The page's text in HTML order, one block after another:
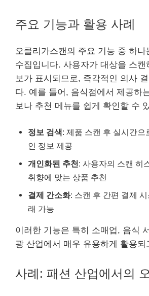
주요 기능과 활용 사례
오클리가스캔의 주요 기능 중 하나
수집입니다. 사용자가 대상을 스캔
보가 표시되므로, 즉각적인 의사
다. 예를 들어, 음식점에서 제공하
보나 추천 메뉴를 쉽게 확인할 수
정보 검색: 제품 스캔 후 실시간으
인 정보 제공
개인화된 추천: 사용자의 스캔 히
취향에 맞는 상품 추천
결제 간소화: 스캔 후 간편 결제
래 가능
이러한 기능은 특히 소매업, 음식
광 산업에서 매우 유용하게 활용되
사례: 패션 산업에서의